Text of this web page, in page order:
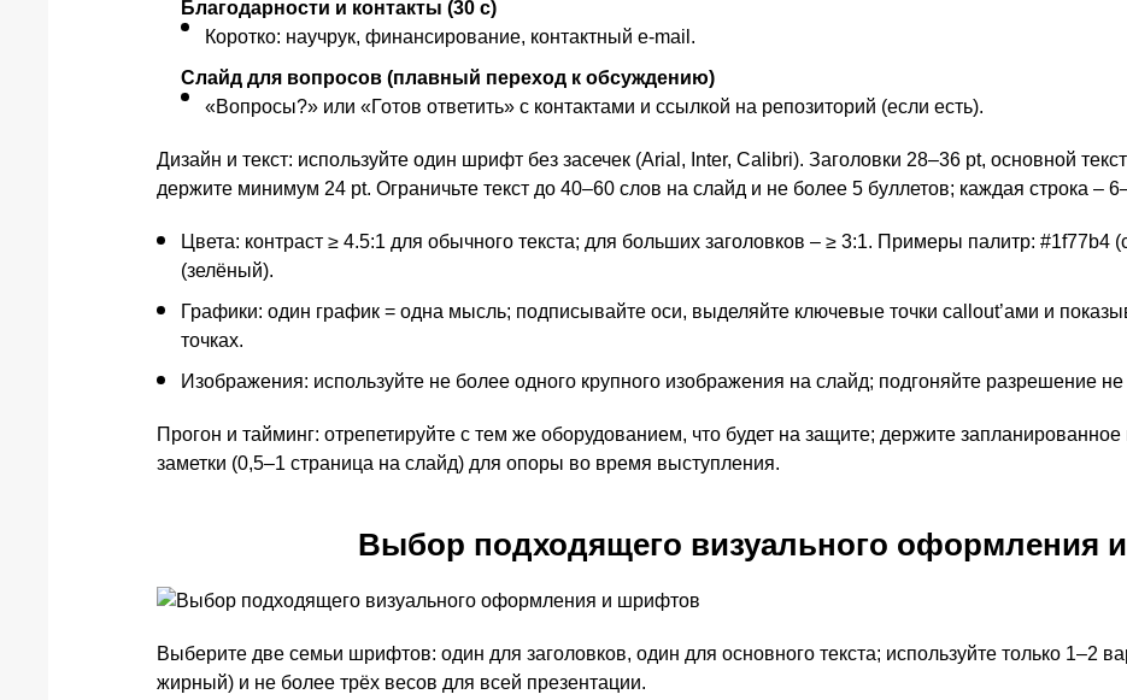
Благодарности и контакты (30 с)
Коротко: научрук, финансирование, контактный e‑mail.
Слайд для вопросов (плавный переход к обсуждению)
«Вопросы?» или «Готов ответить» с контактами и ссылкой на репозиторий (если есть).
Дизайн и текст: используйте один шрифт без засечек (Arial, Inter, Calibri). Заголовки 28–36 pt, основной
держите минимум 24 pt. Ограничьте текст до 40–60 слов на слайд и не более 5 буллетов; каждая строка –
Цвета: контраст ≥ 4.5:1 для обычного текста; для больших заголовков – ≥ 3:1. Примеры палитр: #1f77b4
(зелёный).
Графики: один график = одна мысль; подписывайте оси, выделяйте ключевые точки callout’ами и
точках.
Изображения: используйте не более одного крупного изображения на слайд; подгоняйте разрешение
Прогон и тайминг: отрепетируйте с тем же оборудованием, что будет на защите; держите
заметки (0,5–1 страница на слайд) для опоры во время выступления.
Выбор подходящего визуального оформления
Выберите две семьи шрифтов: один для заголовков, один для основного текста; используйте только 1–2
жирный) и не более трёх весов для всей презентации.